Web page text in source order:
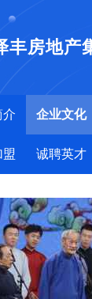
丰房地产
介 企业文化
诚聘英才